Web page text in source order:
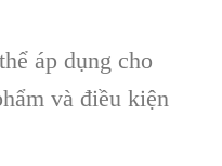
áp dụng cho
và điều kiện